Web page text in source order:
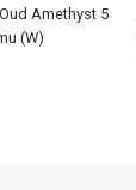
Amethyst 5
(W)